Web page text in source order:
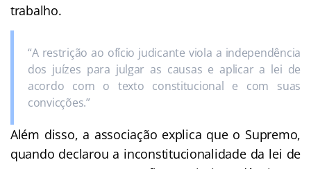
trabalho.
“A restrição ao ofício judicante viola a independência
dos juízes para julgar as causas e aplicar a lei de
acordo com o texto constitucional e com suas
convicções.”
Além disso, a associação explica que o Supremo,
quando declarou a inconstitucionalidade da lei de